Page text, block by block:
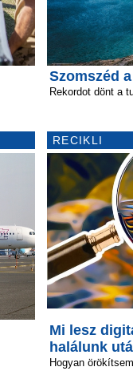
Szomszéd
Rekordot dönt a
RECIKLI
Mi lesz
halálunk
Hogyan